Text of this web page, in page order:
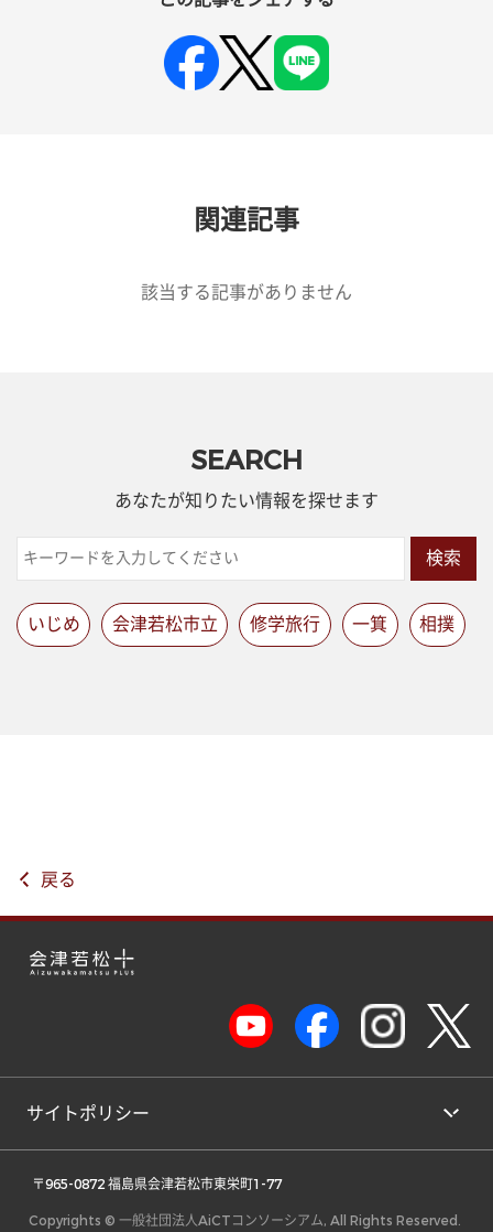
関連記事
該当する記事がありません
SEARCH
あなたが知りたい情報を探せます
検索
いじめ 会津若松市立 修学旅行 一箕 相撲
戻る
サイトポリシー
〒965-0872 福島県会津若松市東栄町1-77
Copyrights © 一般社団法人AiCTコンソーシアム, All Rights Reserved.